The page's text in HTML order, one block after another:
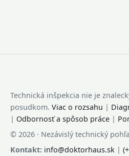
Technická inšpekcia nie je
posudkom. Viac o rozsahu |
| Odbornosť a spôsob práce |
© 2026 · Nezávislý technický
Kontakt: info@doktorhaus.sk |